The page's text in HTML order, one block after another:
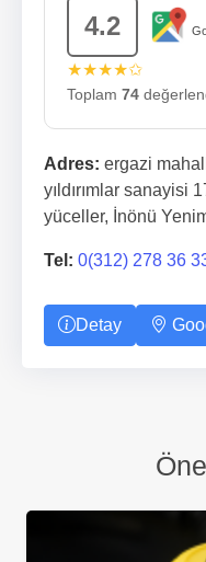
4.2
★★★★✩
Toplam 74
Adres: ergazi
yıldırımlar sanayisi
yüceller, İnönü
Tel: 0(312) 278 36
Detay